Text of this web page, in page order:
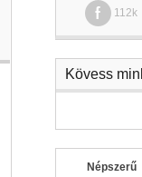
112k
Kövess
Népszerű